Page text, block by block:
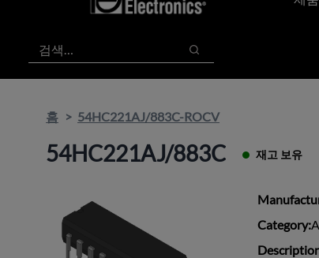
검색
검색
홈 54HC221AJ/883C-ROCV
54HC221AJ/883C 재고 보유
Category: